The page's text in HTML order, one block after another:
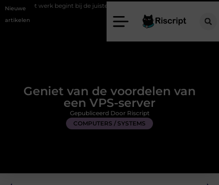
Nieuwe
artikelen
bij de juiste stretch werkbroek
Geniet van de voordelen van
een VPS-server
COMPUTERS / SYSTEMS
Gepubliceerd Door Riscript